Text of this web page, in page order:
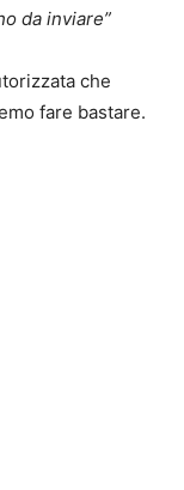
da inviare”
che
fare bastare.